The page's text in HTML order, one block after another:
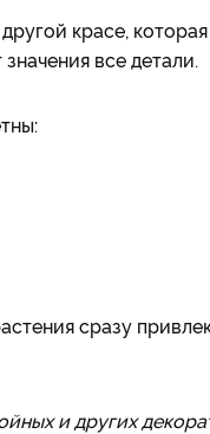
красе,
все детали.
сразу
и других